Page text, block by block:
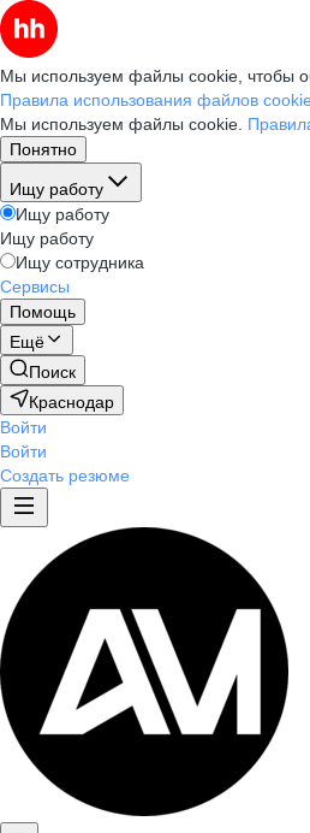
Мы используем файлы cookie, чтобы
Правила использования файлов cookie
Мы используем файлы cookie.
Понятно
Ищу работу
Ищу работу
Ищу работу
Ищу сотрудника
Сервисы
Помощь
Ещё
Поиск
Краснодар
Войти
Войти
Создать резюме